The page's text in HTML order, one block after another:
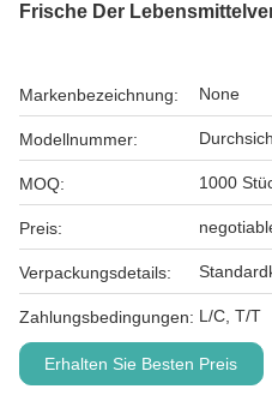
Frische Der
Markenbezeichnung: None
Modellnummer:
MOQ: 1000
Preis:
Verpackungsdetails:
Zahlungsbedingungen: L/C, T/T
Erhalten Sie Besten Preis